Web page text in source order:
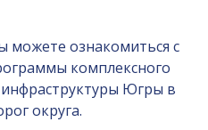
можете ознакомиться с
комплексного
Югры в
округа.